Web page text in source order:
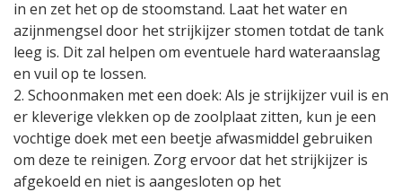
in en zet het op de stoomstand. Laat het water en
azijnmengsel door het strijkijzer stomen totdat de tank
leeg is. Dit zal helpen om eventuele hard wateraanslag
en vuil op te lossen.
2. Schoonmaken met een doek: Als je strijkijzer vuil is en
er kleverige vlekken op de zoolplaat zitten, kun je een
vochtige doek met een beetje afwasmiddel gebruiken
om deze te reinigen. Zorg ervoor dat het strijkijzer is
afgekoeld en niet is aangesloten op het